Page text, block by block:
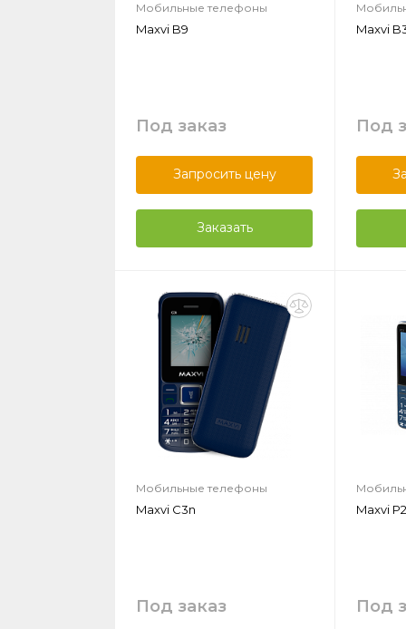
Мобильные телефоны
Maxvi B9
Под заказ
Запросить цену
Заказать
Maxvi
Под
Мобильные телефоны
Maxvi C3n
Под заказ
Maxvi
Под